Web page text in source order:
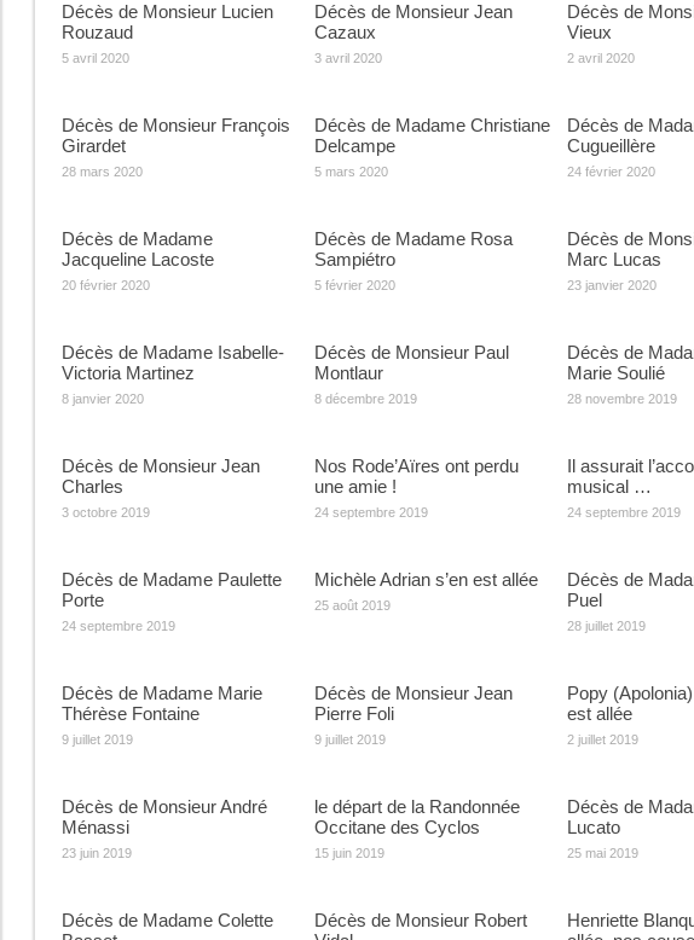
Décès de Monsieur Lucien
Rouzaud
5 avril 2020
Décès de Monsieur Jean
Cazaux
3 avril 2020
Décès de
Vieux
2 avril 2020
Décès de Monsieur François
Girardet
28 mars 2020
Décès de Madame Christiane
Delcampe
5 mars 2020
Décès de
Cugueillère
24 février 2020
Décès de Madame
Jacqueline Lacoste
20 février 2020
Décès de Madame Rosa
Sampiétro
5 février 2020
Décès de
Marc Lucas
23 janvier 2020
Décès de Madame Isabelle-
Victoria Martinez
8 janvier 2020
Décès de Monsieur Paul
Montlaur
8 décembre 2019
Décès de
Marie Soulié
28 novembre 2019
Décès de Monsieur Jean
Charles
3 octobre 2019
Nos Rode’Aïres ont perdu
une amie !
24 septembre 2019
Il assurait
musical …
24 septembre 2019
Décès de Madame Paulette
Porte
24 septembre 2019
Michèle Adrian s’en est allée
25 août 2019
Décès de
Puel
28 juillet 2019
Décès de Madame Marie
Thérèse Fontaine
9 juillet 2019
Décès de Monsieur Jean
Pierre Foli
9 juillet 2019
Popy
est allée
2 juillet 2019
Décès de Monsieur André
Ménassi
23 juin 2019
le départ de la Randonnée
Occitane des Cyclos
15 juin 2019
Décès de
Lucato
25 mai 2019
Décès de Madame Colette
Décès de Monsieur Robert
Henriette